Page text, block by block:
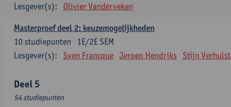
Lesgever(s):
Olivier Vanderveken
Masterproef deel 2: keuzemogelijkheden
1E/2E SEM
10 studiepunten
Lesgever(s):
Sven Francque Jeroen Hendriks Stijn Verhulst
Deel 5
54 studiepunten